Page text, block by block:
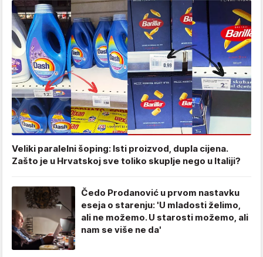
Veliki paralelni šoping: Isti proizvod, dupla cijena.
Zašto je u Hrvatskoj sve toliko skuplje nego u Italiji?
Čedo Prodanović u prvom nastavku
eseja o starenju: 'U mladosti želimo,
ali ne možemo. U starosti možemo, ali
nam se više ne da'